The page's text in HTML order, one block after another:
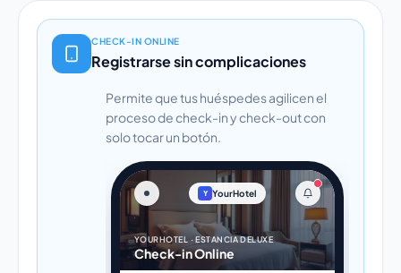
CHECK-IN ONLINE
Registrarse sin complicaciones
Permite que tus huéspedes agilicen el
proceso de check-in y check-out con
solo tocar un botón.
Y YourHotel
YOURHOTEL · ESTANCIA DELUXE
Check-in Online